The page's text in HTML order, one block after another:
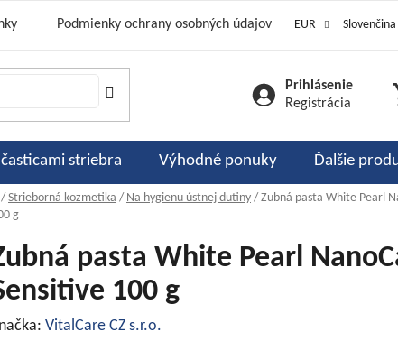
Podmienky ochrany osobných údajov
Zľavové kódy a poukážky
Hodnotenie obchodu
EUR Slovenčina
Prihlásenie
Registrácia
striebra Výhodné ponuky Ďalšie
Domov
/ Strieborná kozmetika / Na hygienu ústnej dutiny / Zubná pasta White Pearl
g
pasta White Pearl
100 g
VitalCare CZ s.r.o.